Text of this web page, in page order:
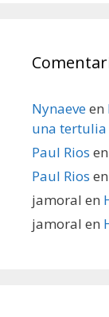
Nynaeveen
una tertulia
Paul Rios en
Paul Rios en
jamoral en
jamoral en